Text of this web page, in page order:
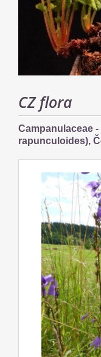
CZ flora
Campanulaceae
rapunculoides),